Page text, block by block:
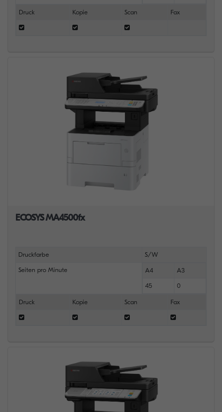
Druck Kopie Scan Fax
ECOSYS MA4500fx
Druckfarbe S/W
Seiten pro Minute A4 A3
45 0
Druck Kopie Scan Fax